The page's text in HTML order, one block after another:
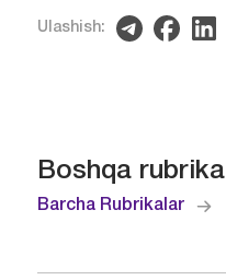
Ulashish:
Boshqa
Barcha Rubrikalar